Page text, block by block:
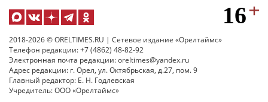
2018-2026 © ORELTIMES.RU | Сетевое издание «Орелтаймс»
Телефон редакции: +7 (4862) 48-82-92
Электронная почта редакции: oreltimes@yandex.ru
Адрес редакции: г. Орел, ул. Октябрьская, д.27, пом. 9
Главный редактор: Е. Н. Годлевская
Учредитель: ООО «Орелтаймс»